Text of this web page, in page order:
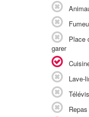
Place
garer
Lave-